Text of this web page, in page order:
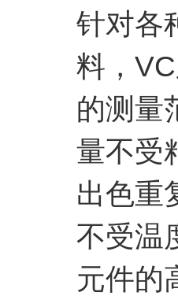
针对各
料，
的测量
量不受
出色重
不受温
元件的